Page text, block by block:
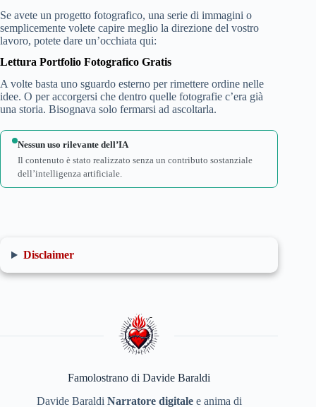
Se avete un progetto fotografico, una serie di immagini o
semplicemente volete capire meglio la direzione del vostro
lavoro, potete dare un’occhiata qui:
Lettura Portfolio Fotografico Gratis
A volte basta uno sguardo esterno per rimettere ordine nelle
idee. O per accorgersi che dentro quelle fotografie c’era già
una storia. Bisognava solo fermarsi ad ascoltarla.
Nessun uso rilevante dell’IA
Il contenuto è stato realizzato senza un contributo sostanziale
dell’intelligenza artificiale.
Disclaimer
Famolostrano di Davide Baraldi
Davide Baraldi Narratore digitalee anima di